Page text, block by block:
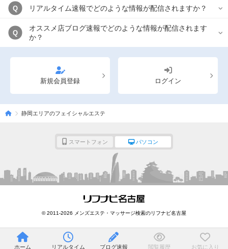
Q リアルタイム速報でどのような情報が配信されますか？
Q
オススメ店ブログ速報でどのような情報が配信されます
か？
新規会員登録 ログイン
静岡エリアのフェイシャルエステ
スマートフォン パソコン
© 2011-2026 メンズエステ・マッサージ検索のリフナビ名古屋
ホーム リアルタイム ブログ速報 閲覧履歴 お気に入り